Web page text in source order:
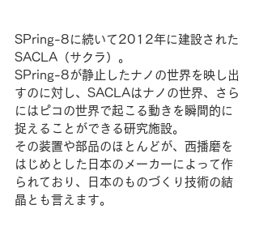
SPring-8に続いて2012年に建設された
SACLA（サクラ）。
SPring-8が静止したナノの世界を映し出
すのに対し、SACLAはナノの世界、さら
にはピコの世界で起こる動きを瞬間的に
捉えることができる研究施設。
その装置や部品のほとんどが、西播磨を
はじめとした日本のメーカーによって作
られており、日本のものづくり技術の結
晶とも言えます。